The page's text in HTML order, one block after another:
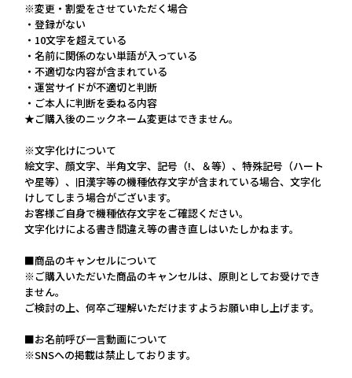
※変更・割愛をさせていただく場合
・登録がない
・10文字を超えている
・名前に関係のない単語が入っている
・不適切な内容が含まれている
・運営サイドが不適切と判断
・ご本人に判断を委ねる内容
★ご購入後のニックネーム変更はできません。
※文字化けについて
絵文字、顔文字、半角文字、記号（!、＆等）、特殊記号（ハート
や星等）、旧漢字等の機種依存文字が含まれている場合、文字化
けしてしまう場合がございます。
お客様ご自身で機種依存文字をご確認ください。
文字化けによる書き間違え等の書き直しはいたしかねます。
■商品のキャンセルについて
※ご購入いただいた商品のキャンセルは、原則としてお受けでき
ません。
ご検討の上、何卒ご理解いただけますようお願い申し上げます。
■お名前呼び一言動画について
※SNSへの掲載は禁止しております。